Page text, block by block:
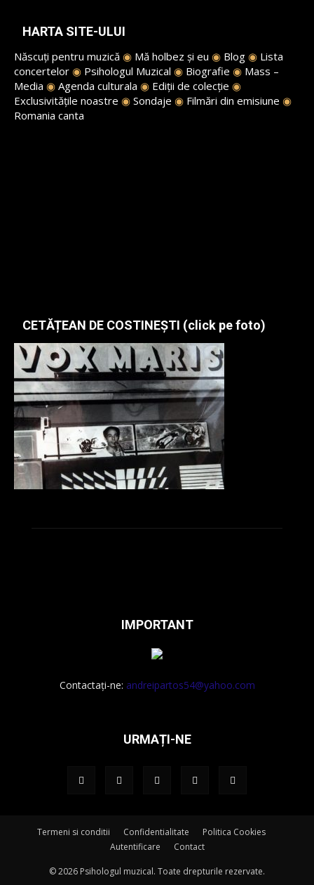
HARTA SITE-ULUI
Născuți pentru muzică ◉ Mă holbez și eu ◉ Blog ◉ Lista
concertelor ◉ Psihologul Muzical ◉ Biografie ◉ Mass –
Media ◉ Agenda culturala ◉ Ediții de colecție ◉
Exclusivitățile noastre ◉ Sondaje ◉ Filmări din emisiune ◉
Romania canta
CETĂȚEAN DE COSTINEȘTI (click pe foto)
IMPORTANT
Contactați-ne: andreipartos54@yahoo.com
URMAȚI-NE
Termeni si conditii Confidentialitate
Politica Cookies
Autentificare
Contact
© 2026 Psihologul muzical. Toate drepturile rezervate.